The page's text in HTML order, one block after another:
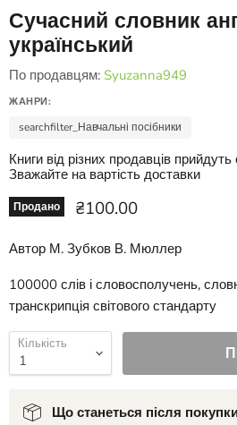
Сучасний словник
український
По продавцям: Syuzanna949
ЖАНРИ:
searchfilter_Навчальні посібники
Книги від різних продавців
Зважайте на вартість доставки
Продано Ціна зараз
₴100.00
Автор М. Зубков В. Мюллер
100000 слів і словосполучень,
транскрипція світового стандарту
Кількість
Що станеться після